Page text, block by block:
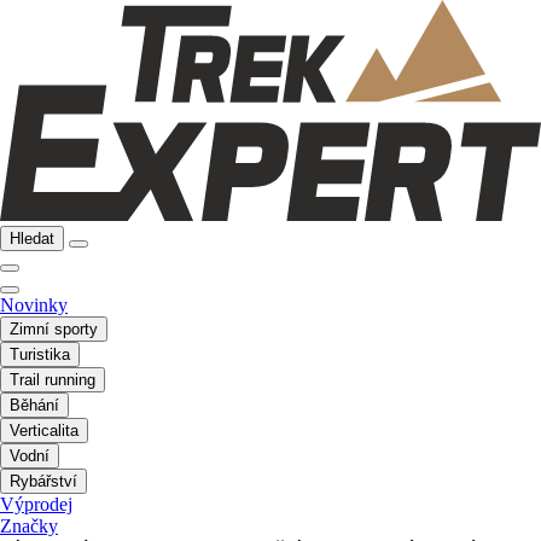
Hledat
Novinky
Zimní sporty
Turistika
Trail running
Běhání
Verticalita
Vodní
Rybářství
Výprodej
Značky